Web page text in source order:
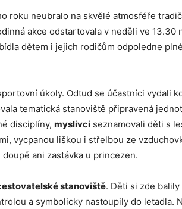
roku neubralo na skvělé atmosféře
akce odstartovala v neděli ve 13.30
dětem i jejich rodičům odpoledne
úkoly. Odtud se účastníci vydali
tematická stanoviště připravená
disciplíny, myslivci seznamovali děti s
vycpanou liškou i střelbou ze
ani zastávka u princezen.
stanoviště. Děti si zde
a symbolicky nastoupily do letadla.